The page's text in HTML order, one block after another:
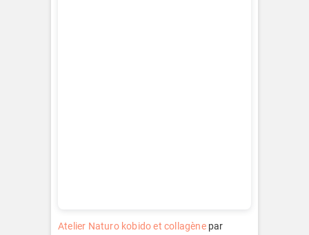
Atelier Naturo kobido et collagènepar